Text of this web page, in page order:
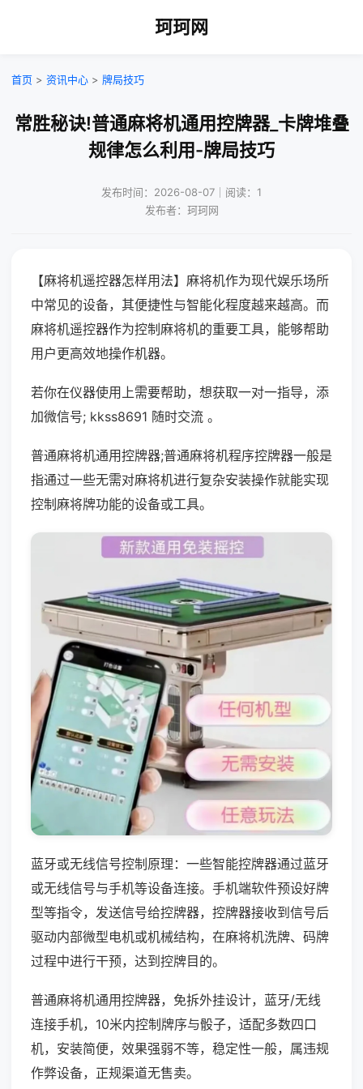
珂珂网
首页 > 资讯中心 > 牌局技巧
常胜秘诀!普通麻将机通用控牌器_卡牌堆叠
规律怎么利用-牌局技巧
发布时间：2026-08-07｜阅读：1
发布者：珂珂网
【麻将机遥控器怎样用法】麻将机作为现代娱乐场所
中常见的设备，其便捷性与智能化程度越来越高。而
麻将机遥控器作为控制麻将机的重要工具，能够帮助
用户更高效地操作机器。
若你在仪器使用上需要帮助，想获取一对一指导，添
加微信号; kkss8691 随时交流 。
普通麻将机通用控牌器;普通麻将机程序控牌器一般是
指通过一些无需对麻将机进行复杂安装操作就能实现
控制麻将牌功能的设备或工具。
蓝牙或无线信号控制原理：一些智能控牌器通过蓝牙
或无线信号与手机等设备连接。手机端软件预设好牌
型等指令，发送信号给控牌器，控牌器接收到信号后
驱动内部微型电机或机械结构，在麻将机洗牌、码牌
过程中进行干预，达到控牌目的。
普通麻将机通用控牌器，免拆外挂设计，蓝牙/无线
连接手机，10米内控制牌序与骰子，适配多数四口
机，安装简便，效果强弱不等，稳定性一般，属违规
作弊设备，正规渠道无售卖。